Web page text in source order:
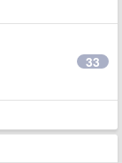
33